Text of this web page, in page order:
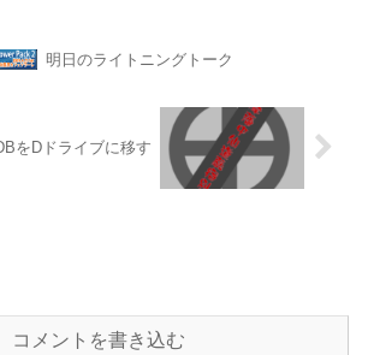
明日のライトニングトーク
をDドライブに移す
コメントを書き込む